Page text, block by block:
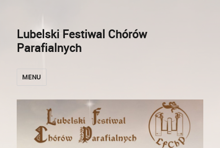
Lubelski Festiwal Chórów
Parafialnych
MENU